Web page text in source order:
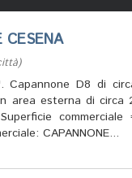
CESENA
Capannone D8 di
area esterna di circa
commerciale
CAPANNONE...